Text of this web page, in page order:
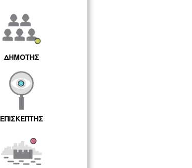
ΔΗΜΟΤΗΣ
ΕΠΙΣΚΕΠΤΗΣ